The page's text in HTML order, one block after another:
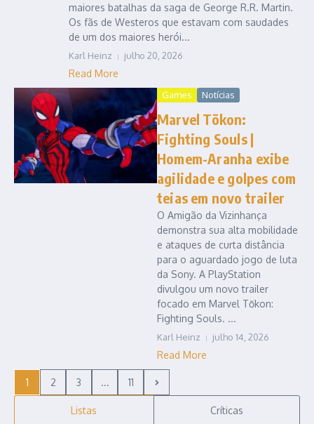
maiores batalhas da saga de George R.R. Martin.
Os fãs de Westeros que estavam com saudades
de um dos maiores herói...
Karl Heinz julho 20, 2026
Read More
Games Notícias
Marvel Tōkon:
Fighting Souls |
Homem-Aranha exibe
agilidade e golpes com
teias em novo trailer
O Amigão da Vizinhança
demonstra sua alta mobilidade
e ataques de curta distância
para o aguardado jogo de luta
da Sony. A PlayStation
divulgou um novo trailer
focado em Marvel Tōkon:
Fighting Souls. ...
Karl Heinz julho 14, 2026
Read More
1 2 3 ... 11
Listas Críticas